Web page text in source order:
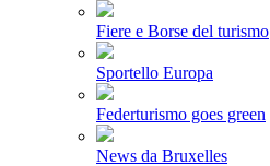
Fiere e Borse del turismo
Sportello Europa
Federturismo goes green
News da Bruxelles